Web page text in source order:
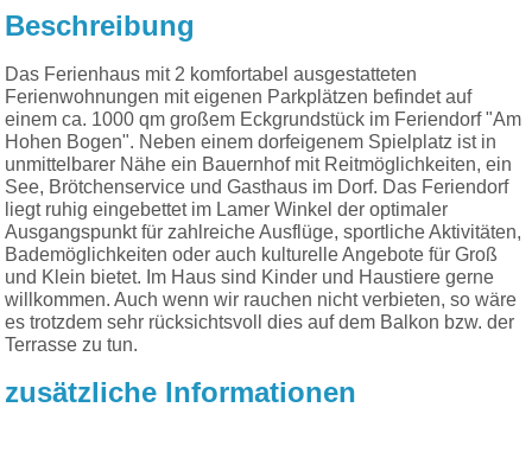
Beschreibung
Das Ferienhaus mit 2 komfortabel ausgestatteten
Ferienwohnungen mit eigenen Parkplätzen befindet auf
einem ca. 1000 qm großem Eckgrundstück im Feriendorf "Am
Hohen Bogen". Neben einem dorfeigenem Spielplatz ist in
unmittelbarer Nähe ein Bauernhof mit Reitmöglichkeiten, ein
See, Brötchenservice und Gasthaus im Dorf. Das Feriendorf
liegt ruhig eingebettet im Lamer Winkel der optimaler
Ausgangspunkt für zahlreiche Ausflüge, sportliche Aktivitäten,
Bademöglichkeiten oder auch kulturelle Angebote für Groß
und Klein bietet. Im Haus sind Kinder und Haustiere gerne
willkommen. Auch wenn wir rauchen nicht verbieten, so wäre
es trotzdem sehr rücksichtsvoll dies auf dem Balkon bzw. der
Terrasse zu tun.
zusätzliche Informationen